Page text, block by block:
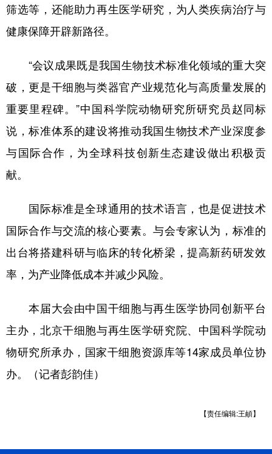
公益 一带一路 亚太网 上市公司
文化产业
地方频道
北京 天津 河北 山西
辽宁 吉林 上海 江苏
浙江 安徽 福建 江西
广东 广西 海南 重庆
四川 贵州 云南 西藏
陕西 甘肃 青海 宁夏
多语种频道
English Español Français عربى
筛选等，还能助力再生医学研究，为人类疾病治疗与
健康保障开辟新路径。
“会议成果既是我国生物技术标准化领域的重大突
破，更是干细胞与类器官产业规范化与高质量发展的
重要里程碑。”中国科学院动物研究所研究员赵同标
说，标准体系的建设将推动我国生物技术产业深度参
与国际合作，为全球科技创新生态建设做出积极贡
献。
国际标准是全球通用的技术语言，也是促进技术
国际合作与交流的核心要素。与会专家认为，标准的
出台将搭建科研与临床的转化桥梁，提高新药研发效
率，为产业降低成本并减少风险。
本届大会由中国干细胞与再生医学协同创新平台
主办，北京干细胞与再生医学研究院、中国科学院动
物研究所承办，国家干细胞资源库等14家成员单位协
办。（记者彭韵佳）
【责任编辑:王頔】